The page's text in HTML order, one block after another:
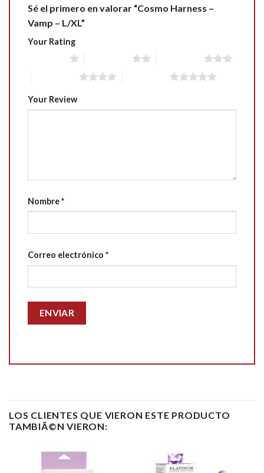
Sé el primero en valorar “Cosmo Harness –
Vamp – L/XL”
Your Rating
Your Review
Nombre*
Correo electrónico *
LOS CLIENTES QUE VIERON ESTE PRODUCTO
TAMBIÃ©N VIERON: